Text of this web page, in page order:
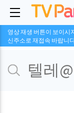
영상 재생 버튼이 보이시
신주소로 재접속 바랍니